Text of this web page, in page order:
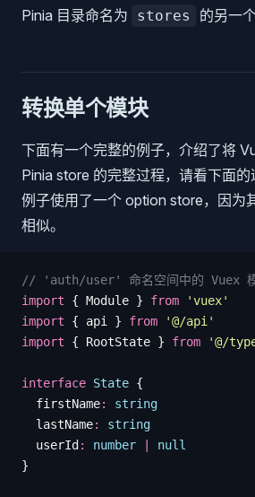
Pinia 目录命名为
stores 的另一
转换单个模块
下面有一个完整的例子，介绍了将
Pinia store 的完整过程，请看下面
例子使用了一个 option store，因为
相似。
// 'auth/user' 命名空间中的 Vuex
import { Module } from 'vuex'
import { api } from '@/api '
import { RootState } from '@/
interface State {
  firstName
:
string
  lastName
:
string
  userId
: number
null
}